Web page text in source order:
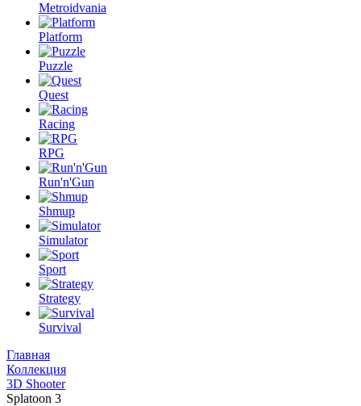
Metroidvania
Platform
Puzzle
Quest
Racing
RPG
Run'n'Gun
Shmup
Simulator
Sport
Strategy
Survival
Главная
Коллекция
3D Shooter
Splatoon 3